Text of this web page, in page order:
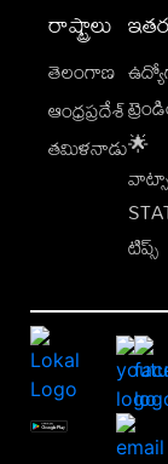
రాష్ట్రాలు
తెలంగాణ
ఆంధ్రప్రదేశ్
తమిళనాడు🌟
టిప్స్